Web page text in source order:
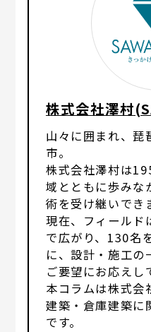
株式会社澤村
山々に囲まれ、琵
市。
株式会社澤村は
域とともに歩みな
術を受け継いでき
現在、フィールド
で広がり、130名
に、設計・施工の
ご要望にお応えし
本コラムは株式会
建築・倉庫建築に
です。